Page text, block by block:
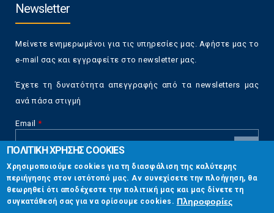
Newsletter
Μείνετε ενημερωμένοι για τις υπηρεσίες μας. Αφήστε μας το
e-mail σας και εγγραφείτε στο newsletter μας.
Έχετε τη δυνατότητα απεγγραφής από τα newsletters μας
ανά πάσα στιγμή
Email *
CAPTCHA
This
question is
for testing
whether or
Επικοινωνία
ΠΟΛΙΤΙΚΗ ΧΡΗΣΗΣ COOKIES
Χρησιμοποιούμε cookies για τη διασφάλιση της καλύτερης
περιήγησης στον ιστότοπό μας. Αν συνεχίσετε την πλοήγηση, θα
θεωρηθεί ότι αποδέχεστε την πολιτική μας και μας δίνετε τη
συγκατάθεσή σας για να ορίσουμε cookies. Πληροφορίες